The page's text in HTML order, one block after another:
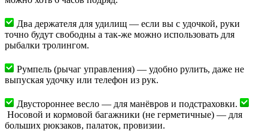
Два держателя для удилищ — если вы с удочкой, руки
точно будут свободны а так-же можно использовать для
рыбалки тролингом.
Румпель (рычаг управления) — удобно рулить, даже не
выпуская удочку или телефон из рук.
Двустороннее весло — для манёвров и подстраховки.
Носовой и кормовой багажники (не герметичные) — для
больших рюкзаков, палаток, провизии.